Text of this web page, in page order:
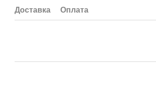
Доставка Оплата